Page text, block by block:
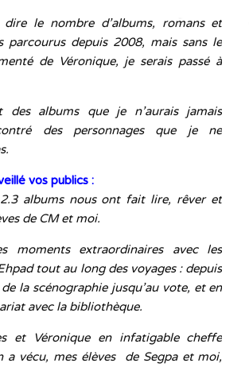
dire le nombre d’albums, romans et
parcourus depuis 2008, mais sans le
de Véronique, je serais passé à
des albums que je n’aurais jamais
des personnages que je ne
vos publics :
albums nous ont fait lire, rêver et
de CM et moi.
extraordinaires avec les
tout au long des voyages : depuis
la scénographie jusqu’au vote, et en
avec la bibliothèque.
et Véronique en infatigable cheffe
a vécu, mes élèves de Segpa et moi,